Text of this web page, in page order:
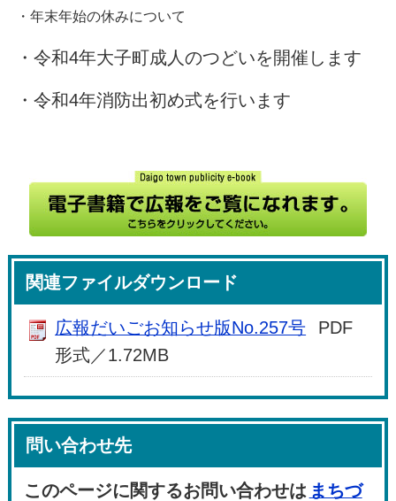
・年末年始の休みについて
・令和4年大子町成人のつどいを開催します
・令和4年消防出初め式を行います
関連ファイルダウンロード
広報だいごお知らせ版No.257号
PDF
形式／1.72MB
問い合わせ先
このページに関するお問い合わせは まちづ